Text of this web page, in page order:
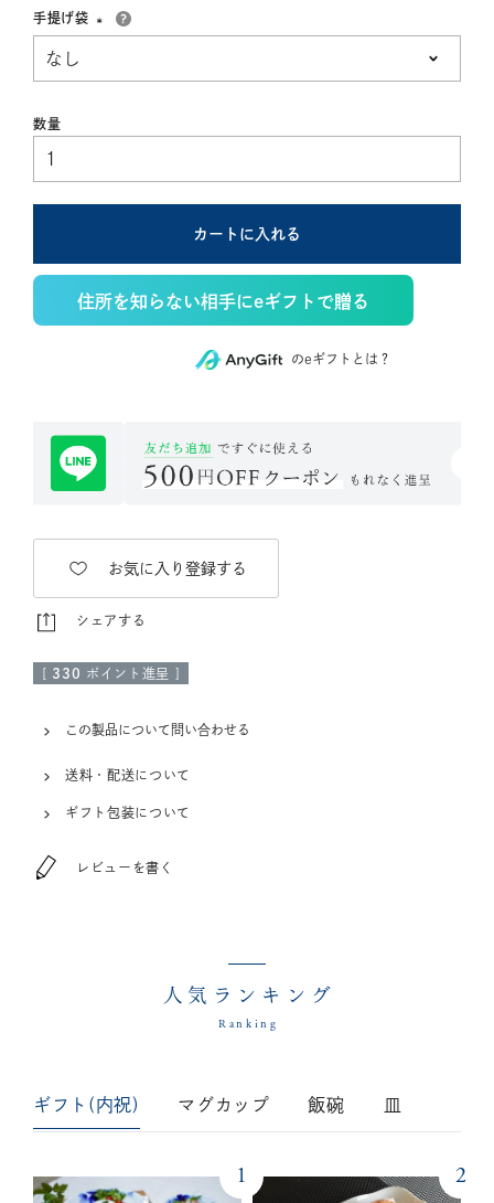
手提げ袋
カートに入れる
住所を知らない相手にeギフトで贈る
のeギフトとは？
お気に入り登録する
シェアする
[ 330 ポイント進呈 ]
この製品について問い合わせる
送料・配送について
ギフト包装について
レビューを書く
人気ランキング
Ranking
ギフト(内祝) マグカップ 飯碗 皿
1 2